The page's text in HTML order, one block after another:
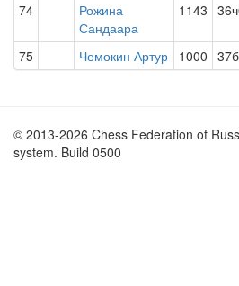
74
Рожина
Сандаара
1143
75 Чемокин Артур 1000
© 2013-2026 Chess Federation of
system. Build 0500